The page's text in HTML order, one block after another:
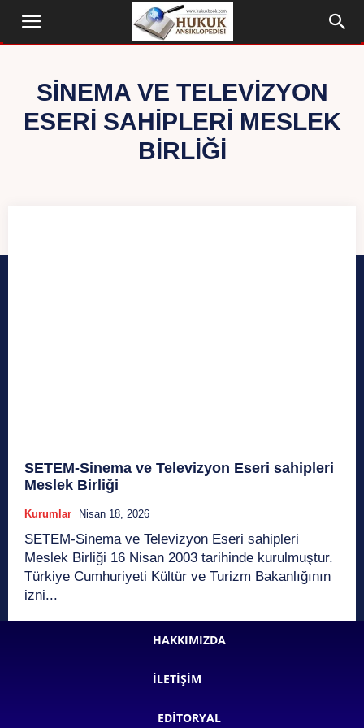
SINEMA VE TELEVIZYON
ESERI SAHIPLERI MESLEK
BIRLIĞI
SETEM-Sinema ve Televizyon Eseri sahipleri
Meslek Birliği
Kurumlar Nisan 18, 2026
SETEM-Sinema ve Televizyon Eseri sahipleri
Meslek Birliği 16 Nisan 2003 tarihinde kurulmuştur.
Türkiye Cumhuriyeti Kültür ve Turizm Bakanlığının
izni...
HAKKIMIZDA
İLETIŞIM
EDITORYAL